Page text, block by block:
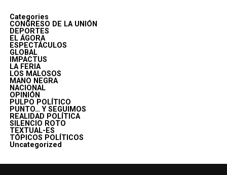
Categories
CONGRESO DE LA UNIÓN
DEPORTES
EL ÁGORA
ESPECTÁCULOS
GLOBAL
IMPACTUS
LA FERIA
LOS MALOSOS
MANO NEGRA
NACIONAL
OPINIÓN
PULPO POLÍTICO
PUNTO… Y SEGUIMOS
REALIDAD POLÍTICA
SILENCIO ROTO
TEXTUAL-ES
TÓPICOS POLÍTICOS
Uncategorized